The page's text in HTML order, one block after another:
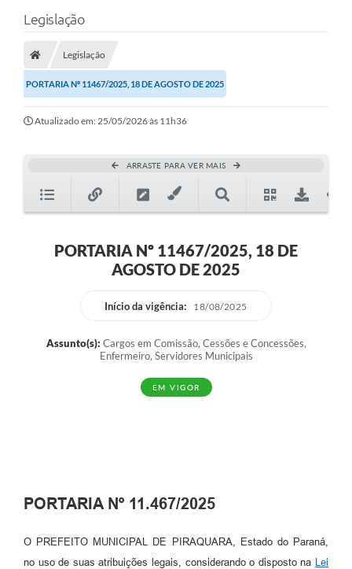
Legislação
Legislação
PORTARIA Nº 11467/2025, 18 DE AGOSTO DE 2025
Atualizado em: 25/05/2026 às 11h36
ARRASTE PARA VER MAIS
PORTARIA Nº 11467/2025, 18 DE
AGOSTO DE 2025
Início da vigência: 18/08/2025
Assunto(s): Cargos em Comissão, Cessões e Concessões,
Enfermeiro, Servidores Municipais
EM VIGOR
PORTARIA Nº 11.467/2025
O PREFEITO MUNICIPAL DE PIRAQUARA, Estado do Paraná,
no uso de suas atribuições legais, considerando o disposto na Lei